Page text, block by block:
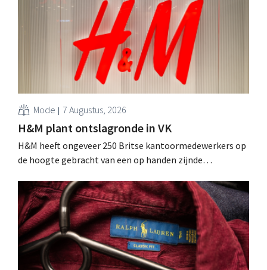
Mode 7 Augustus, 2026
H&M plant ontslagronde in VK
H&M heeft ongeveer 250 Britse kantoormedewerkers op
de hoogte gebracht van een op handen zijnde
sanering volgt op eerdere ingrepen in Nederland, België
en Spanje waarbij al honderden jobs verloren gingen.